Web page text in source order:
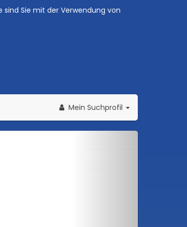
Sie mit der Verwendung von
Mein Suchprofil
Weiter